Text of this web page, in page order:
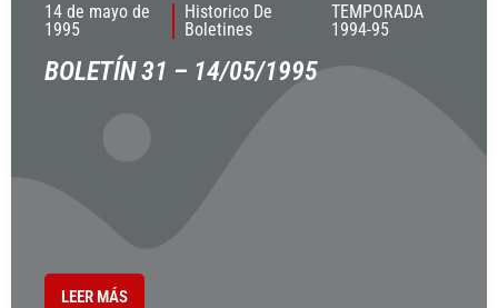
14 de mayo de
1995
Historico De
Boletines
TEMPORADA
1994-95
BOLETÍN 31 – 14/05/1995
LEER MÁS